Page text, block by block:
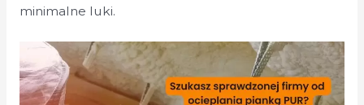
minimalne luki.